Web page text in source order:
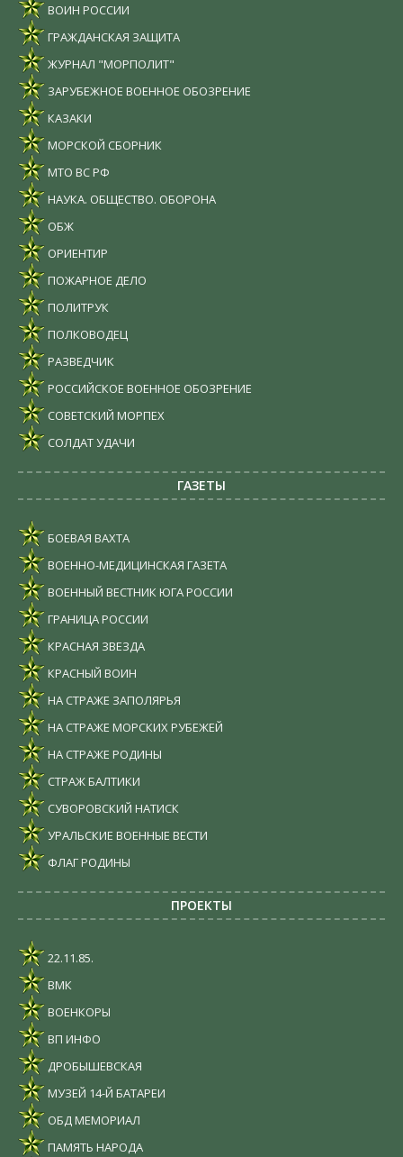
ВОИН РОССИИ
ГРАЖДАНСКАЯ ЗАЩИТА
ЖУРНАЛ "МОРПОЛИТ"
ЗАРУБЕЖНОЕ ВОЕННОЕ ОБОЗРЕНИЕ
КАЗАКИ
МОРСКОЙ СБОРНИК
МТО ВС РФ
НАУКА. ОБЩЕСТВО. ОБОРОНА
ОБЖ
ОРИЕНТИР
ПОЖАРНОЕ ДЕЛО
ПОЛИТРУК
ПОЛКОВОДЕЦ
РАЗВЕДЧИК
РОССИЙСКОЕ ВОЕННОЕ ОБОЗРЕНИЕ
СОВЕТСКИЙ МОРПЕХ
СОЛДАТ УДАЧИ
ГАЗЕТЫ
БОЕВАЯ ВАХТА
ВОЕННО-МЕДИЦИНСКАЯ ГАЗЕТА
ВОЕННЫЙ ВЕСТНИК ЮГА РОССИИ
ГРАНИЦА РОССИИ
КРАСНАЯ ЗВЕЗДА
КРАСНЫЙ ВОИН
НА СТРАЖЕ ЗАПОЛЯРЬЯ
НА СТРАЖЕ МОРСКИХ РУБЕЖЕЙ
НА СТРАЖЕ РОДИНЫ
СТРАЖ БАЛТИКИ
СУВОРОВСКИЙ НАТИСК
УРАЛЬСКИЕ ВОЕННЫЕ ВЕСТИ
ФЛАГ РОДИНЫ
ПРОЕКТЫ
22.11.85.
ВМК
ВОЕНКОРЫ
ВП ИНФО
ДРОБЫШЕВСКАЯ
МУЗЕЙ 14-Й БАТАРЕИ
ОБД МЕМОРИАЛ
ПАМЯТЬ НАРОДА